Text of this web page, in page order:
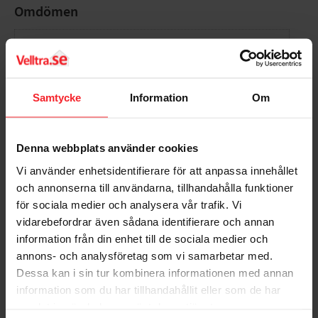
Samtycke Information Om
Denna webbplats använder cookies
Vi använder enhetsidentifierare för att anpassa innehållet
och annonserna till användarna, tillhandahålla funktioner
för sociala medier och analysera vår trafik. Vi
vidarebefordrar även sådana identifierare och annan
information från din enhet till de sociala medier och
annons- och analysföretag som vi samarbetar med.
Dessa kan i sin tur kombinera informationen med annan
information som du har tillhandahållit eller som de har
Omdömen
Bli den första att lämna ett omdöme.
Populära produkter